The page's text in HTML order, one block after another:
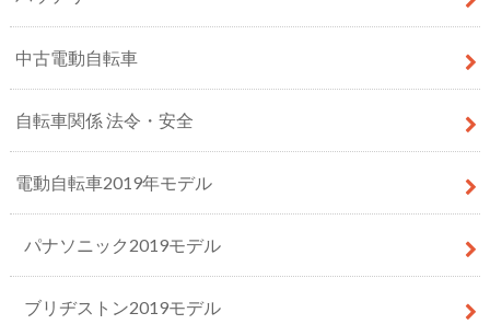
中古電動自転車
自転車関係 法令・安全
電動自転車2019年モデル
パナソニック2019モデル
ブリヂストン2019モデル